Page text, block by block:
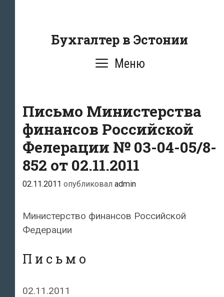
содержаниюБухгалтер в Эстонии
Меню
Письмо Министерства
финансов Российской
Фелерации № 03-04-05/8-
852 от 02.11.2011
02.11.2011 опубликовал admin
Министерство финансов Российской
Федерации
П и с ь м о
02.11.2011